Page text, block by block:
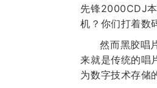
先锋2000CDJ
机？你们打着数
然而黑胶唱
来就是传统的唱
为数字技术存储